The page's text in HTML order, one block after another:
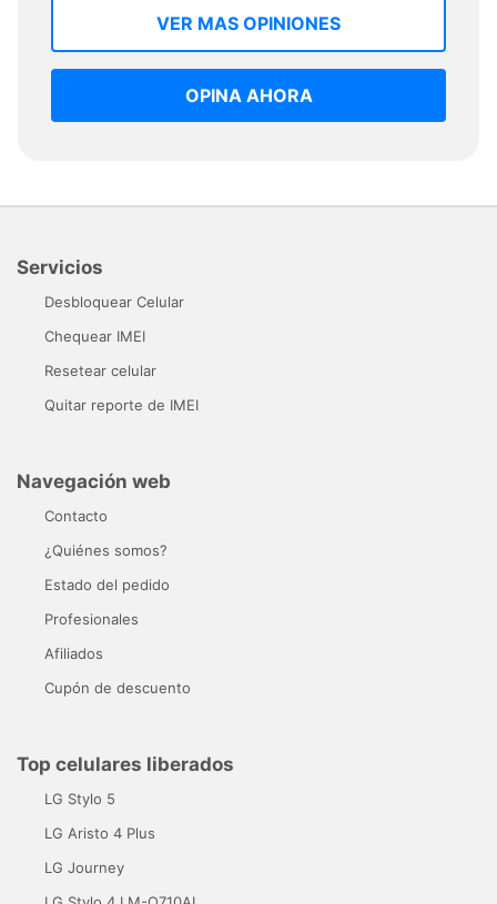
VER MAS OPINIONES
OPINA AHORA
Servicios
Desbloquear Celular
Chequear IMEI
Resetear celular
Quitar reporte de IMEI
Navegación web
Contacto
¿Quiénes somos?
Estado del pedido
Profesionales
Afiliados
Cupón de descuento
Top celulares liberados
LG Stylo 5
LG Aristo 4 Plus
LG Journey